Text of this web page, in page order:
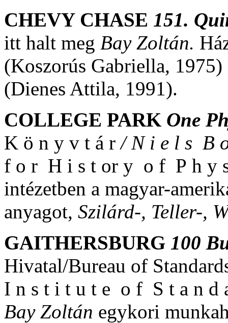
CHEVY CHASE 151.
itt halt meg Bay Zoltán.
(Koszorús Gabriella,
(Dienes Attila, 1991).
COLLEGE PARK One
K ö n y v t á r / N i e l s B
f o r H i s t or y o f P h y s
intézetben a magyar-
anyagot, Szilárd-, Teller-,
GAITHERSBURG 100
Hivatal/Bureau of
I n s t i t u t e o f S t a n d
Bay Zoltán egykori